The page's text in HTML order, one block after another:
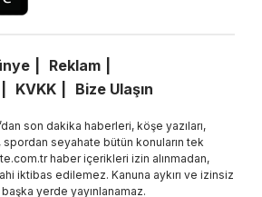
Reklam
KVKK Bize Ulaşın
son dakika haberleri, köşe yazıları,
seyahate bütün konuların tek
haber içerikleri izin alınmadan,
iktibas edilemez. Kanuna aykırı ve izinsiz
yerde yayınlanamaz.